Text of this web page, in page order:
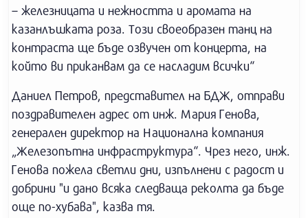
– железницата и нежността и аромата на
казанлъшката роза. Този своеобразен танц на
контраста ще бъде озвучен от концерта, на
който ви приканвам да се насладим всички“
Даниел Петров, представител на БДЖ, отправи
поздравителен адрес от инж. Мария Генова,
генерален директор на Национална компания
„Железопътна инфраструктура“. Чрез него, инж.
Генова пожела светли дни, изпълнени с радост и
добрини "и дано всяка следваща реколта да бъде
още по-хубава", казва тя.